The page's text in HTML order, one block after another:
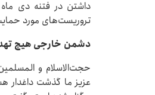
تروریست‌های مورد
دشمن خارجی هیچ
حجت‌الاسلام و
عزیز ما گذشت داغدار